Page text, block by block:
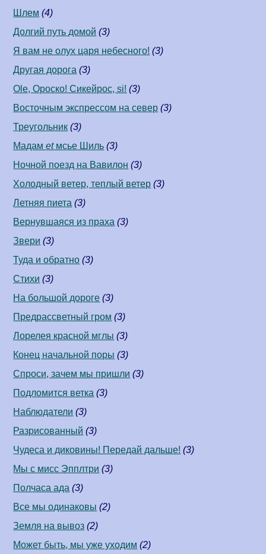
Шлем (4)
Долгий путь домой (3)
Я вам не олух царя небесного! (3)
Другая дорога (3)
Ole, Ороско! Сикейрос, si! (3)
Восточным экспрессом на север (3)
Треугольник (3)
Мадамetмсье Шиль (3)
Ночной поезд на Вавилон (3)
Холодный ветер, теплый ветер (3)
Летняя пиета (3)
Вернувшаяся из праха (3)
Звери (3)
Туда и обратно (3)
Стихи (3)
На большой дороге (3)
Предрассветный гром (3)
Лорелея красной мглы (3)
Конец начальной поры (3)
Спроси, зачем мы пришли (3)
Подломится ветка (3)
Наблюдатели (3)
Разрисованный (3)
Чудеса и диковины! Передай дальше! (3)
Мы с мисс Эпплтри (3)
Полчаса ада (3)
Все мы одинаковы (2)
Земля на вывоз (2)
Может быть, мы уже уходим (2)